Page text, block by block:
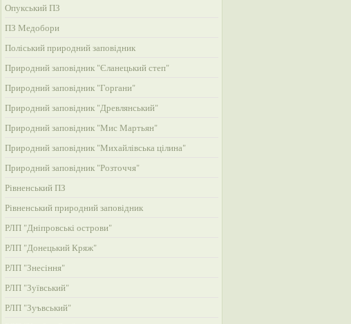
Опукський ПЗ
ПЗ Медобори
Поліський природний заповідник
Природний заповідник "Єланецький степ"
Природний заповідник "Горгани"
Природний заповідник "Древлянський"
Природний заповідник "Мис Мартьян"
Природний заповідник "Михайлівська цілина"
Природний заповідник "Розточчя"
Рівненський ПЗ
Рівненський природний заповідник
РЛП "Дніпровські острови"
РЛП "Донецький Кряж"
РЛП "Знесіння"
РЛП "Зуївський"
РЛП "Зуъвський"